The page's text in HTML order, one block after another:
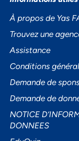
À propos de Yas
Trouvez une
Assistance
Conditions
Demande de
Demande de
NOTICE
DONNEES